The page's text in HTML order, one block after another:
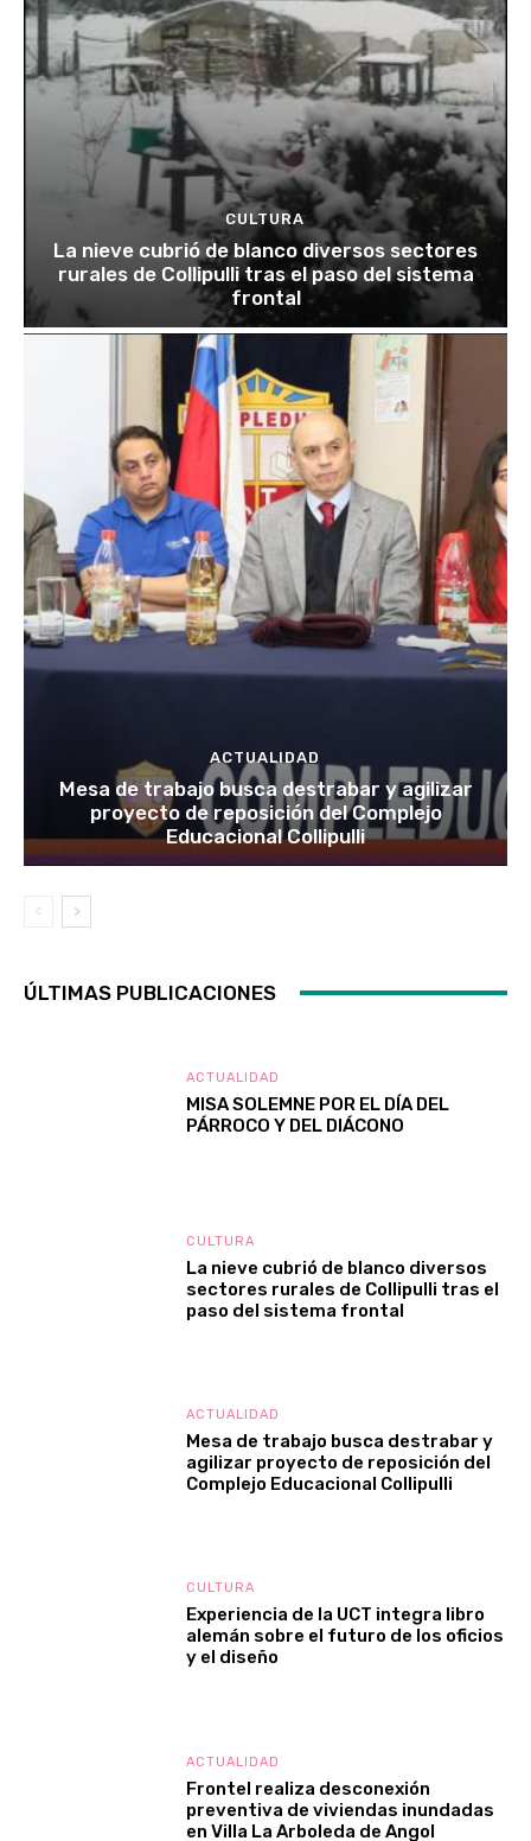
CULTURA
La nieve cubrió de blanco diversos sectores
rurales de Collipulli tras el paso del sistema
frontal
ACTUALIDAD
Mesa de trabajo busca destrabar y agilizar
proyecto de reposición del Complejo
Educacional Collipulli
ÚLTIMAS PUBLICACIONES
ACTUALIDAD
MISA SOLEMNE POR EL DÍA DEL
PÁRROCO Y DEL DIÁCONO
CULTURA
La nieve cubrió de blanco diversos
sectores rurales de Collipulli tras el
paso del sistema frontal
ACTUALIDAD
Mesa de trabajo busca destrabar y
agilizar proyecto de reposición del
Complejo Educacional Collipulli
CULTURA
Experiencia de la UCT integra libro
alemán sobre el futuro de los oficios
y el diseño
ACTUALIDAD
Frontel realiza desconexión
preventiva de viviendas inundadas
en Villa La Arboleda de Angol